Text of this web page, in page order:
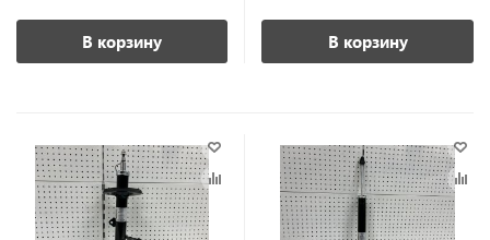
В корзину В корзину